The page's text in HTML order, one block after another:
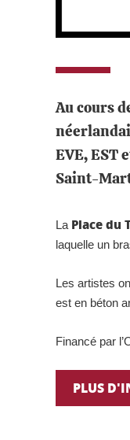
Au cours
EVE, EST
Saint-
La Place du
laquelle un
Les artistes
est en béton
Financé par
PLUS